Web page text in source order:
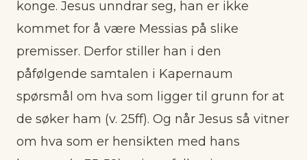
konge. Jesus unndrar seg, han er ikke
kommet for å være Messias på slike
premisser. Derfor stiller han i den
påfølgende samtalen i Kapernaum
spørsmål om hva som ligger til grunn for at
de søker ham (v. 25ff). Og når Jesus så vitner
om hva som er hensikten med hans